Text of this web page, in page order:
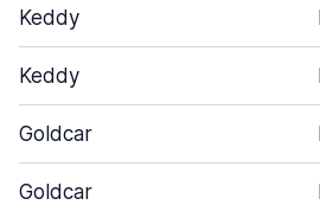
Keddy
Keddy
Goldcar
Goldcar